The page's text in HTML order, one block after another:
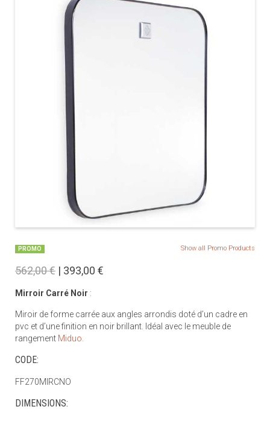
PROMO Show all Promo Products
562,00 € | 393,00 €
Mirroir Carré Noir :
Miroir de forme carrée aux angles arrondis doté d’un cadre en
pvc et d’une finition en noir brillant. Idéal avec le meuble de
rangement Miduo.
CODE:
FF270MIRCNO
DIMENSIONS: